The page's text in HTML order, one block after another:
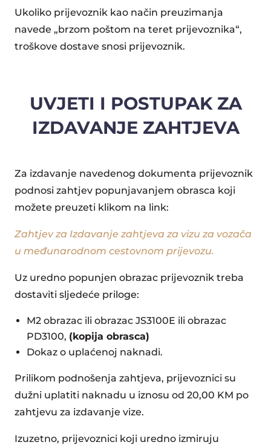
Ukoliko prijevoznik kao način preuzimanja
navede „brzom poštom na teret prijevoznika“,
troškove dostave snosi prijevoznik.
UVJETI I POSTUPAK ZA
IZDAVANJE ZAHTJEVA
Za izdavanje navedenog dokumenta prijevoznik
podnosi zahtjev popunjavanjem obrasca koji
možete preuzeti klikom na link:
Zahtjev za Izdavanje zahtjeva za vizu za vozača
u međunarodnom cestovnom prijevozu.
Uz uredno popunjen obrazac prijevoznik treba
dostaviti sljedeće priloge:
M2 obrazac ili obrazac JS3100E ili obrazac
PD3100, (kopija obrasca)
Dokaz o uplaćenoj naknadi.
Prilikom podnošenja zahtjeva, prijevoznici su
dužni uplatiti naknadu u iznosu od 20,00 KM po
zahtjevu za izdavanje vize.
Izuzetno, prijevoznici koji uredno izmiruju